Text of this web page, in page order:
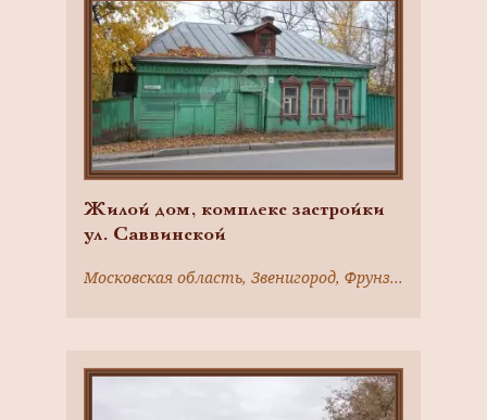
Жилой дом, комплекс застройки
ул. Саввинской
Московская область, Звенигород, Фрунзе ул., 12